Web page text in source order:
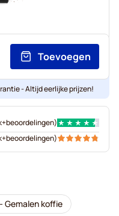
Toevoegen
- Altijd eerlijke prijzen!
beoordelingen)
beoordelingen)
Gemalen koffie